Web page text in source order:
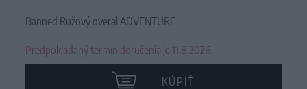
Banned Ružový overal ADVENTURE
Predpokladaný termín doručenia je 11.8.2026.
KÚPIŤ